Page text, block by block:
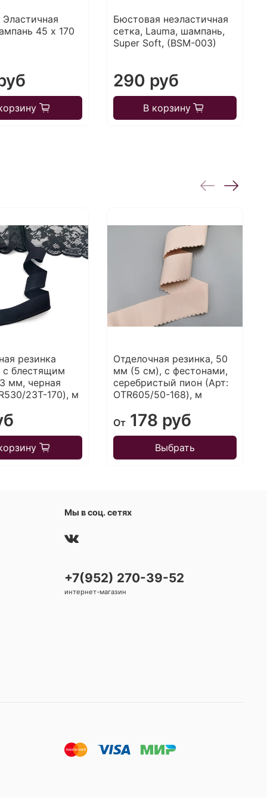
45 х 170
Бюстовая неэластичная
сетка, Lauma, шампань,
Super Soft, (BSM-003)
290 руб
В корзину
резинка
с блестящим
мм, черная
23T-170), м
Отделочная резинка, 50
мм (5 см), с фестонами,
серебристый пион (Арт:
OTR605/50-168), м
От 178 руб
Выбрать
Мы в соц. сетях
+7(952) 270-39-52
интернет-магазин